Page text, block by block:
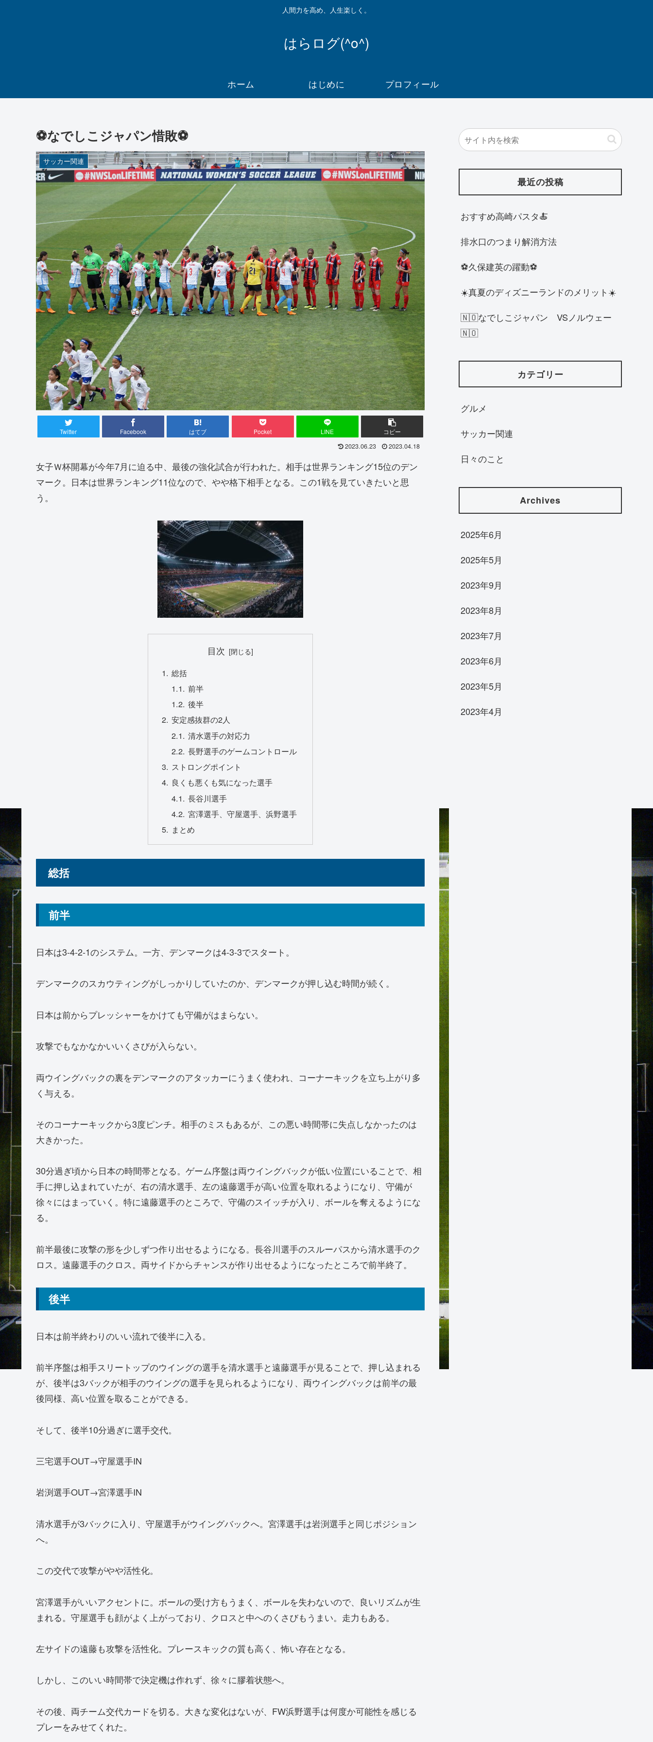
人間力を高め、人生楽しく。
はらログ(^o^)
ホーム はじめに プロフィール
⚽なでしこジャパン惜敗⚽
サッカー関連
Twitter Facebook はてブ Pocket LINE コピー
2023.06.23 2023.04.18
女子Ｗ杯開幕が今年7月に迫る中、最後の強化試合が行われた。相手は世界ランキング15位のデン
マーク。日本は世界ランキング11位なので、やや格下相手となる。この1戦を見ていきたいと思
う。
目次
総括
前半
後半
安定感抜群の2人
清水選手の対応力
長野選手のゲームコントロール
ストロングポイント
良くも悪くも気になった選手
長谷川選手
宮澤選手、守屋選手、浜野選手
まとめ
総括
前半
日本は3-4-2-1のシステム。一方、デンマークは4-3-3でスタート。
デンマークのスカウティングがしっかりしていたのか、デンマークが押し込む時間が続く。
日本は前からプレッシャーをかけても守備がはまらない。
攻撃でもなかなかいいくさびが入らない。
両ウイングバックの裏をデンマークのアタッカーにうまく使われ、コーナーキックを立ち上がり多
く与える。
そのコーナーキックから3度ピンチ。相手のミスもあるが、この悪い時間帯に失点しなかったのは
大きかった。
30分過ぎ頃から日本の時間帯となる。ゲーム序盤は両ウイングバックが低い位置にいることで、相
手に押し込まれていたが、右の清水選手、左の遠藤選手が高い位置を取れるようになり、守備が
徐々にはまっていく。特に遠藤選手のところで、守備のスイッチが入り、ボールを奪えるようにな
る。
前半最後に攻撃の形を少しずつ作り出せるようになる。長谷川選手のスルーパスから清水選手のク
ロス。遠藤選手のクロス。両サイドからチャンスが作り出せるようになったところで前半終了。
後半
日本は前半終わりのいい流れで後半に入る。
前半序盤は相手スリートップのウイングの選手を清水選手と遠藤選手が見ることで、押し込まれる
が、後半は3バックが相手のウイングの選手を見られるようになり、両ウイングバックは前半の最
後同様、高い位置を取ることができる。
そして、後半10分過ぎに選手交代。
三宅選手OUT→守屋選手IN
岩渕選手OUT→宮澤選手IN
清水選手が3バックに入り、守屋選手がウイングバックへ。宮澤選手は岩渕選手と同じポジション
へ。
この交代で攻撃がやや活性化。
宮澤選手がいいアクセントに。ボールの受け方もうまく、ボールを失わないので、良いリズムが生
まれる。守屋選手も顔がよく上がっており、クロスと中へのくさびもうまい。走力もある。
左サイドの遠藤も攻撃を活性化。プレースキックの質も高く、怖い存在となる。
しかし、このいい時間帯で決定機は作れず、徐々に膠着状態へ。
その後、両チーム交代カードを切る。大きな変化はないが、FW浜野選手は何度か可能性を感じる
プレーをみせてくれた。
最近の投稿
おすすめ高崎パスタ🍝
排水口のつまり解消方法
⚽️久保建英の躍動⚽️
☀️真夏のディズニーランドのメリット☀️
🇳🇴なでしこジャパン VSノルウェー
🇳🇴
カテゴリー
グルメ
サッカー関連
日々のこと
Archives
2025年6月
2025年5月
2023年9月
2023年8月
2023年7月
2023年6月
2023年5月
2023年4月